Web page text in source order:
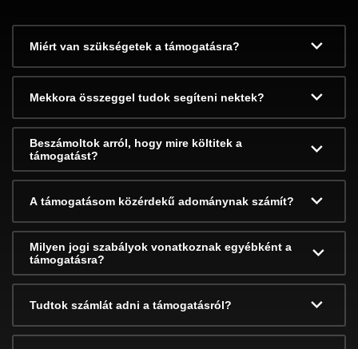
Miért van szükségetek a támogatásra?
Mekkora összeggel tudok segíteni nektek?
Beszámoltok arról, hogy mire költitek a
támogatást?
A támogatásom közérdekű adománynak számít?
Milyen jogi szabályok vonatkoznak egyébként a
támogatásra?
Tudtok számlát adni a támogatásról?